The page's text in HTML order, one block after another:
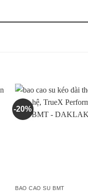
-20%
BAO CAO SU BMT